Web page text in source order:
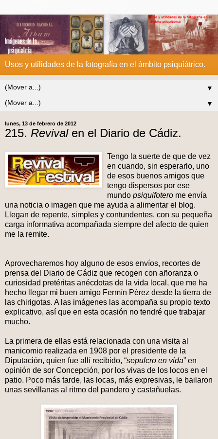
Usos y utilidades de la fotografía en el ámbito psiquiátrico.
▼
▼
lunes, 13 de febrero de 2012
215. Revivalen el Diario de Cádiz.
Tengo la suerte de que de vez
en cuando, sin esperarlo, uno
de esos buenos amigos que
tengo dispersos por ese
mundo psiquifotero me envía
una noticia o imagen que me ayuda a alimentar el blog.
Llegan de repente, simples y contundentes, con su pequeña
carga informativa acompañada siempre del afecto de quien
me la remite.
Aprovecharemos hoy alguno de esos envíos, recortes de
prensa del Diario de Cádiz que recogen con añoranza o
curiosidad pretéritas anécdotas de la vida local, que me ha
hecho llegar mi buen amigo Fermín Pérez desde la tierra de
las chirigotas. A las imágenes las acompaña su propio texto
explicativo, así que en esta ocasión no tendré que trabajar
mucho.
La primera de ellas está relacionada con una visita al
manicomio realizada en 1908 por el presidente de la
Diputación, quien fue allí recibido, “sepulcro en vida” en
opinión de sor Concepción, por los vivas de los locos en el
patio. Poco más tarde, las locas, más expresivas, le bailaron
unas sevillanas al ritmo del pandero y castañuelas.